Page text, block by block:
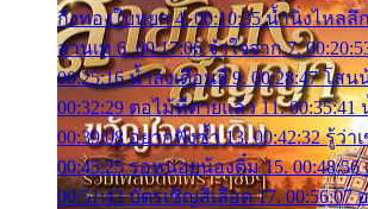
กิ่งทองใบหยก 4. 00:10:35 น้ำนิ่งไหลลึ
ลานเท 6. 00:17:06 จำใจจาก 7.
00:25:16 น้ำลงเดือนยี่ 9. 00:28:47 โส
00:32:29 ตอไม้ที่ตายแล้ว 11. 00:35:41
00:39:08 อยากฟังซ้ำ 13. 00:42:32 รู้ว่า
00:45:25 รอหน่อยน้องติ๋ม 15.
00:51:43 บัตรเชิญสีเลือด 17. 00:56:07